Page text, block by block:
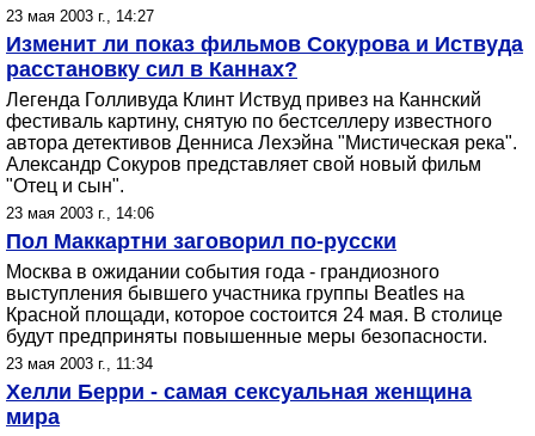
23 мая 2003 г., 14:27
Изменит ли показ фильмов Сокурова и Иствуда
расстановку сил в Каннах?
Легенда Голливуда Клинт Иствуд привез на Каннский
фестиваль картину, снятую по бестселлеру известного
автора детективов Денниса Лехэйна "Мистическая река".
Александр Сокуров представляет свой новый фильм
"Отец и сын".
23 мая 2003 г., 14:06
Пол Маккартни заговорил по-русски
Москва в ожидании события года - грандиозного
выступления бывшего участника группы Beatles на
Красной площади, которое состоится 24 мая. В столице
будут предприняты повышенные меры безопасности.
23 мая 2003 г., 11:34
Хелли Берри - самая сексуальная женщина
мира